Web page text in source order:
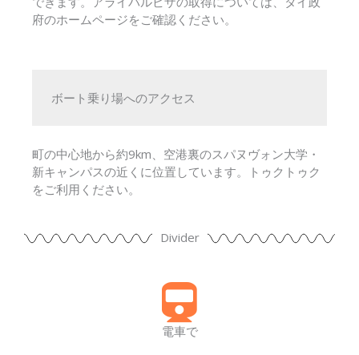
府のホームページをご確認ください。
ボート乗り場へのアクセス
町の中心地から約9km、空港裏のスパヌヴォン大学・
新キャンパスの近くに位置しています。トゥクトゥク
をご利用ください。
Divider
電車で